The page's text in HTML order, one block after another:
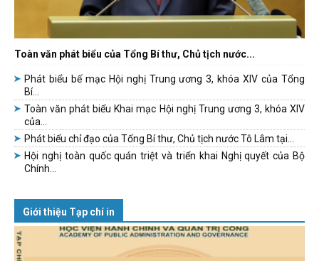
Toàn văn phát biểu của Tổng Bí thư, Chủ tịch nước...
Phát biểu bế mạc Hội nghị Trung ương 3, khóa XIV của Tổng
Bí...
Toàn văn phát biểu Khai mạc Hội nghị Trung ương 3, khóa XIV
của...
Phát biểu chỉ đạo của Tổng Bí thư, Chủ tịch nước Tô Lâm tại...
Hội nghị toàn quốc quán triệt và triển khai Nghị quyết của Bộ
Chính...
Giới thiệu Tạp chí in